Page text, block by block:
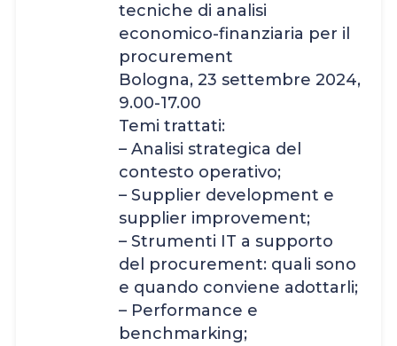
tecniche di analisi
economico-finanziaria per il
procurement
Bologna, 23 settembre 2024,
9.00-17.00
Temi trattati:
– Analisi strategica del
contesto operativo;
– Supplier development e
supplier improvement;
– Strumenti IT a supporto
del procurement: quali sono
e quando conviene adottarli;
– Performance e
benchmarking;